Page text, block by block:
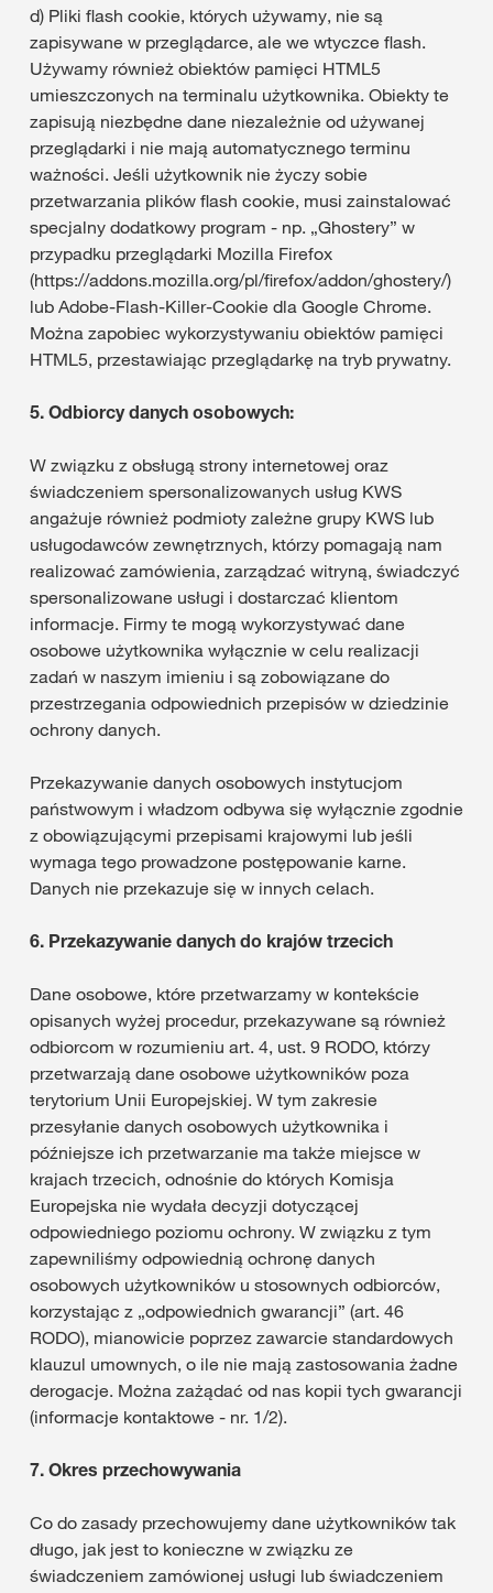
d) Pliki flash cookie, których używamy, nie są
zapisywane w przeglądarce, ale we wtyczce flash.
Używamy również obiektów pamięci HTML5
umieszczonych na terminalu użytkownika. Obiekty te
zapisują niezbędne dane niezależnie od używanej
przeglądarki i nie mają automatycznego terminu
ważności. Jeśli użytkownik nie życzy sobie
przetwarzania plików flash cookie, musi zainstalować
specjalny dodatkowy program - np. „Ghostery” w
przypadku przeglądarki Mozilla Firefox
(https://addons.mozilla.org/pl/firefox/addon/ghostery/)
lub Adobe-Flash-Killer-Cookie dla Google Chrome.
Można zapobiec wykorzystywaniu obiektów pamięci
HTML5, przestawiając przeglądarkę na tryb prywatny.
5. Odbiorcy danych osobowych:
W związku z obsługą strony internetowej oraz
świadczeniem spersonalizowanych usług KWS
angażuje również podmioty zależne grupy KWS lub
usługodawców zewnętrznych, którzy pomagają nam
realizować zamówienia, zarządzać witryną, świadczyć
spersonalizowane usługi i dostarczać klientom
informacje. Firmy te mogą wykorzystywać dane
osobowe użytkownika wyłącznie w celu realizacji
zadań w naszym imieniu i są zobowiązane do
przestrzegania odpowiednich przepisów w dziedzinie
ochrony danych.
Przekazywanie danych osobowych instytucjom
państwowym i władzom odbywa się wyłącznie zgodnie
z obowiązującymi przepisami krajowymi lub jeśli
wymaga tego prowadzone postępowanie karne.
Danych nie przekazuje się w innych celach.
6. Przekazywanie danych do krajów trzecich
Dane osobowe, które przetwarzamy w kontekście
opisanych wyżej procedur, przekazywane są również
odbiorcom w rozumieniu art. 4, ust. 9 RODO, którzy
przetwarzają dane osobowe użytkowników poza
terytorium Unii Europejskiej. W tym zakresie
przesyłanie danych osobowych użytkownika i
późniejsze ich przetwarzanie ma także miejsce w
krajach trzecich, odnośnie do których Komisja
Europejska nie wydała decyzji dotyczącej
odpowiedniego poziomu ochrony. W związku z tym
zapewniliśmy odpowiednią ochronę danych
osobowych użytkowników u stosownych odbiorców,
korzystając z „odpowiednich gwarancji” (art. 46
RODO), mianowicie poprzez zawarcie standardowych
klauzul umownych, o ile nie mają zastosowania żadne
derogacje. Można zażądać od nas kopii tych gwarancji
(informacje kontaktowe - nr. 1/2).
7. Okres przechowywania
Co do zasady przechowujemy dane użytkowników tak
długo, jak jest to konieczne w związku ze
świadczeniem zamówionej usługi lub świadczeniem